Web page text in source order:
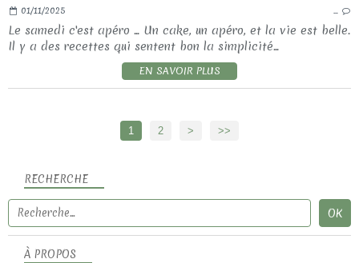
01/11/2025 …
Le samedi c'est apéro ... Un cake, un apéro, et la vie est belle.
Il y a des recettes qui sentent bon la simplicité...
EN SAVOIR PLUS
1 2 > >>
RECHERCHE
À PROPOS